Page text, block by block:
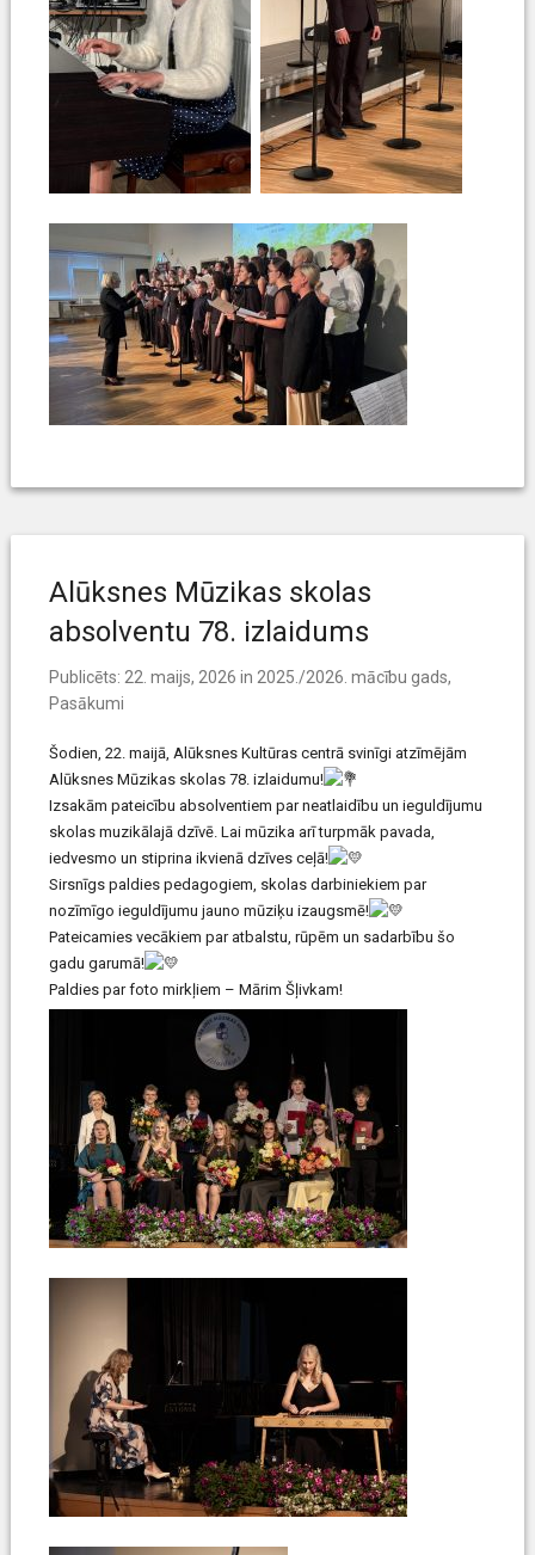
Alūksnes Mūzikas skolas
absolventu 78. izlaidums
Publicēts: 22. maijs, 2026 in 2025./2026. mācību gads,
Pasākumi
Šodien, 22. maijā, Alūksnes Kultūras centrā svinīgi atzīmējām
Alūksnes Mūzikas skolas 78. izlaidumu!
Izsakām pateicību absolventiem par neatlaidību un ieguldījumu
skolas muzikālajā dzīvē. Lai mūzika arī turpmāk pavada,
iedvesmo un stiprina ikvienā dzīves ceļā!
Sirsnīgs paldies pedagogiem, skolas darbiniekiem par
nozīmīgo ieguldījumu jauno mūziķu izaugsmē!
Pateicamies vecākiem par atbalstu, rūpēm un sadarbību šo
gadu garumā!
Paldies par foto mirkļiem – Mārim Šļivkam!